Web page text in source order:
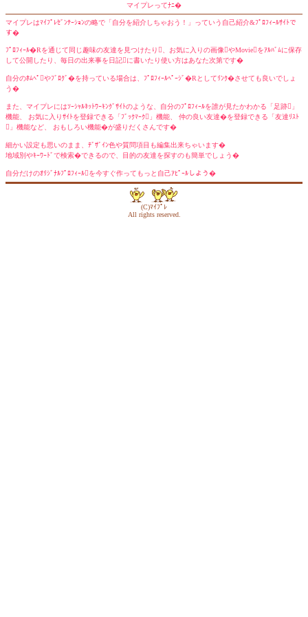
マイプレってﾅﾆ�
マイプレはﾏｲﾌﾟﾚｾﾞﾝﾃｰｼｮﾝの略で「自分を紹介しちゃおう！」っていう自己紹介&ﾌﾟﾛﾌｨｰﾙｻｲﾄで
す�
ﾌﾟﾛﾌｨｰﾙ�Rを通じて同じ趣味の友達を見つけたり、お気に入りの画像やMovieをｱﾙﾊﾞﾑに保存
して公開したり、毎日の出来事を日記に書いたり使い方はあなた次第です�
自分のﾎﾑﾍﾟやﾌﾞﾛｸﾞ�を持っている場合は、ﾌﾟﾛﾌｨｰﾙﾍﾟｰｼﾞ�Rとしてﾘﾝｸ�させても良いでしょ
う�
また、マイプレにはｿｰｼｬﾙﾈｯﾄﾜｰｷﾝｸﾞｻｲﾄのような、自分のﾌﾟﾛﾌｨｰﾙを誰が見たかわかる「足跡」
機能、 お気に入りｻｲﾄを登録できる「ﾌﾞｯｸﾏｰｸ」機能、 仲の良い友達�を登録できる「友達ﾘｽﾄ
」機能など、 おもしろい機能�が盛りだくさんです�
細かい設定も思いのまま、ﾃﾞｻﾞｲﾝ色や質問項目も編集出来ちゃいます�
地域別やｷｰﾜｰﾄﾞで検索�できるので、目的の友達を探すのも簡単でしょう�
自分だけのｵﾘｼﾞﾅﾙﾌﾟﾛﾌｨｰﾙを今すぐ作ってもっと自己ｱﾋﾟｰﾙしよう�
(C)ﾏｲﾌﾟﾚ
All rights reserved.